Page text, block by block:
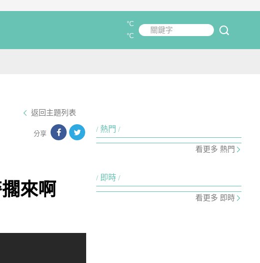
關鍵字
°C
°C
返回主題列表
分享
來啊
熱門
看更多 熱門
即時
看更多 即時